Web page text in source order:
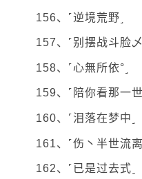
156、˹逆境荒野˼
157、˹别摆战斗脸乄˼
158、˹心無所依°˼
159、˹陪你看那一世
160、˹泪落在梦中˼
161、˹伤丶半世流离˼
162、˹已是过去式˼